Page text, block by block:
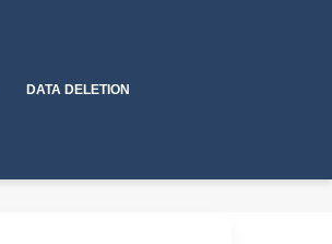
DATA DELETION